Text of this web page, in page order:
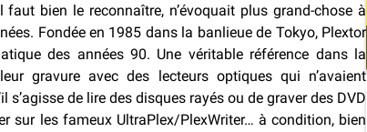
bien le reconnaître, n’évoquait plus grand-chose à
Fondée en 1985 dans la banlieue de Tokyo, Plextor
des années 90. Une véritable référence dans la
gravure avec des lecteurs optiques qui n’avaient
s’agisse de lire des disques rayés ou de graver des DVD
sur les fameux UltraPlex/PlexWriter… à condition, bien